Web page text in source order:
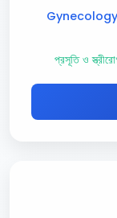
প্রসূতি ও